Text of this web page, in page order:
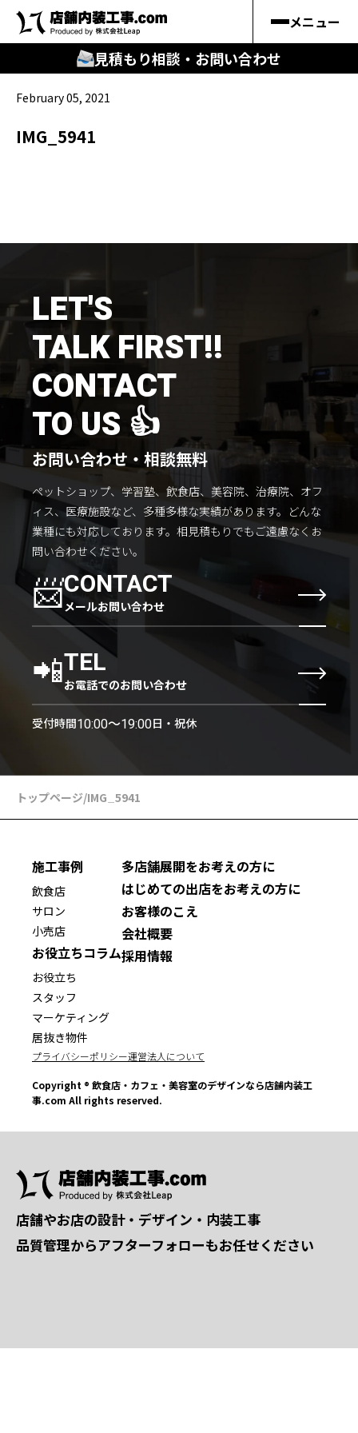
メニュー
見積もり相談・お問い合わせ
🔍 ︎探す
キーワードから
知る
はじめての方
店舗内装工事.comの強み
施工までの流れ
コラムを読む
お客様のこえ
採用情報 会社概要
February 05, 2021
IMG_5941
LET'S
TALK FIRST!!
CONTACT
TO US 👍
お問い合わせ・相談無料
ペットショップ、学習塾、飲食店、美容院、治療院、オフ
ィス、医療施設など、多種多様な実績があります。 どんな
業種にも対応しております。 相見積もりでもご遠慮なくお
問い合わせください。
📨CONTACT
メールお問い合わせ
📲TEL
お電話でのお問い合わせ
受付時間10:00〜19:00日・祝休
トップページ/IMG_5941
施工事例
飲食店
サロン
小売店
お役立ちコラム
お役立ち
スタッフ
マーケティング
居抜き物件
多店舗展開をお考えの方に
はじめての出店をお考えの方に
お客様のこえ
会社概要
採用情報
プライバシーポリシー運営法人について
Copyright ® 飲食店・カフェ・美容室のデザインなら店舗内装工
事.com All rights reserved.
店舗やお店の設計・デザイン・内装工事
品質管理からアフターフォローもお任せください